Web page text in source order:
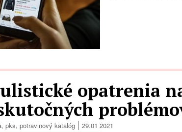
opatrenia
, pks, potravinový katalóg 29.01 2021